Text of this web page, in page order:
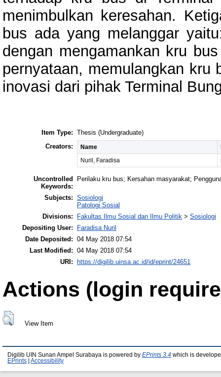
menimbulkan keresahan.
bus ada yang melanggar
dengan mengamankan kru
pernyataan, memulangkan kru
inovasi dari pihak Terminal
Item Type: Thesis (Undergraduate)
Creators:
Name
Nuril, Faradisa
Uncontrolled
Keywords:
Perilaku kru bus; Kersahan masyarakat;
Subjects: Sosiologi
Patologi Sosial
Divisions:
Fakultas Ilmu Sosial dan Ilmu Politik > Sosiologi
Depositing User:
Faradisa Nuril
Date Deposited: 04 May 2018 07:54
Last Modified: 04 May 2018 07:54
URI:
https://digilib.uinsa.ac.id/id/eprint/24651
Actions (login
View Item
Digilib UIN Sunan Ampel Surabaya is powered by EPrints 3.4 which is
EPrints
Accessibility